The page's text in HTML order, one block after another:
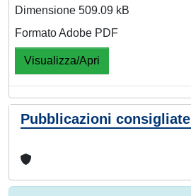
Dimensione 509.09 kB
Formato Adobe PDF
Visualizza/Apri
Pubblicazioni consigliate